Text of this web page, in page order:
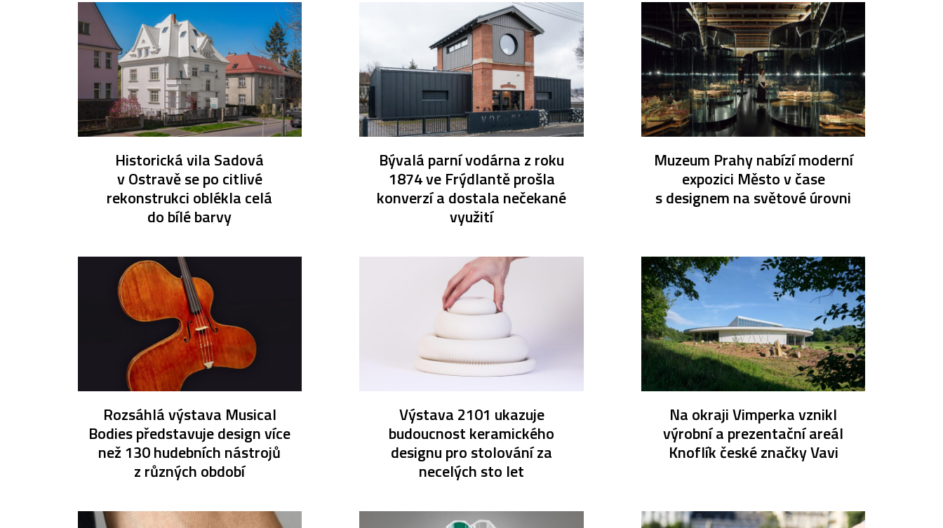
Historická vila Sadová
v Ostravě se po citlivé
rekonstrukci oblékla celá
do bílé barvy
Bývalá parní vodárna z roku
1874 ve Frýdlantě prošla
konverzí a dostala nečekané
využití
Muzeum Prahy nabízí moderní
expozici Město v čase
s designem na světové úrovni
Rozsáhlá výstava Musical
Bodies představuje design více
než 130 hudebních nástrojů
z různých období
Výstava 2101 ukazuje
budoucnost keramického
designu pro stolování za
necelých sto let
Na okraji Vimperka vznikl
výrobní a prezentační areál
Knoflík české značky Vavi